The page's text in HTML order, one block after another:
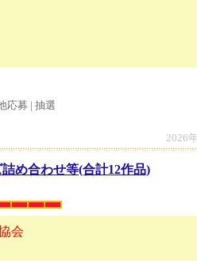
ト
応募 | 抽選
2026
め合わせ等(合計12作品)
会